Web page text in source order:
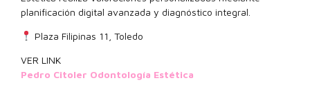
planificación digital avanzada y diagnóstico integral.
Plaza Filipinas 11, Toledo
VER LINK
Pedro Citoler Odontología Estética